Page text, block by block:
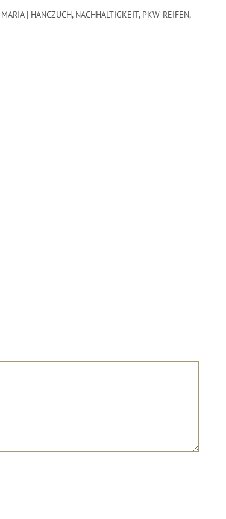
MARIA | HANCZUCH, NACHHALTIGKEIT, PKW-REIFEN,